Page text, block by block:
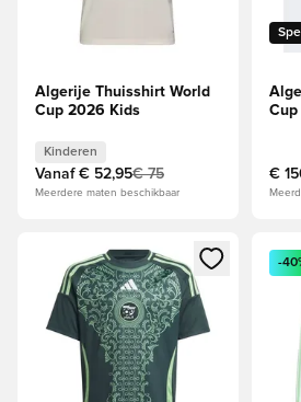
Algerije Thuisshirt World
Cup 2026 Kids
Kinderen
Vanaf € 52,95€ 75
Meerdere maten beschikbaar
€
Opent een venster om in te
-